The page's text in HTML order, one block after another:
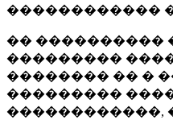
������������
�� ����������
���������
�������� �� �
���������
������������,